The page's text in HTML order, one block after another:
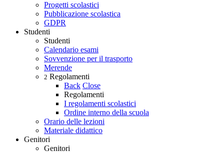
Progetti scolastici
Pubblicazione scolastica
GDPR
Studenti
Studenti
Calendario esami
Sovvenzione per il trasporto
Merende
2 Regolamenti
Back Close
Regolamenti
I regolamenti scolastici
Ordine interno della scuola
Orario delle lezioni
Materiale didattico
Genitori
Genitori